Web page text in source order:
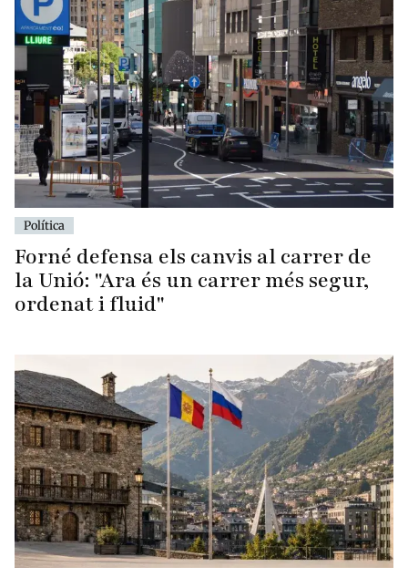
Política
Forné defensa els canvis al carrer de
la Unió: "Ara és un carrer més segur,
ordenat i fluid"